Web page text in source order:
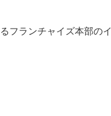
フランチャイズ本部のイ